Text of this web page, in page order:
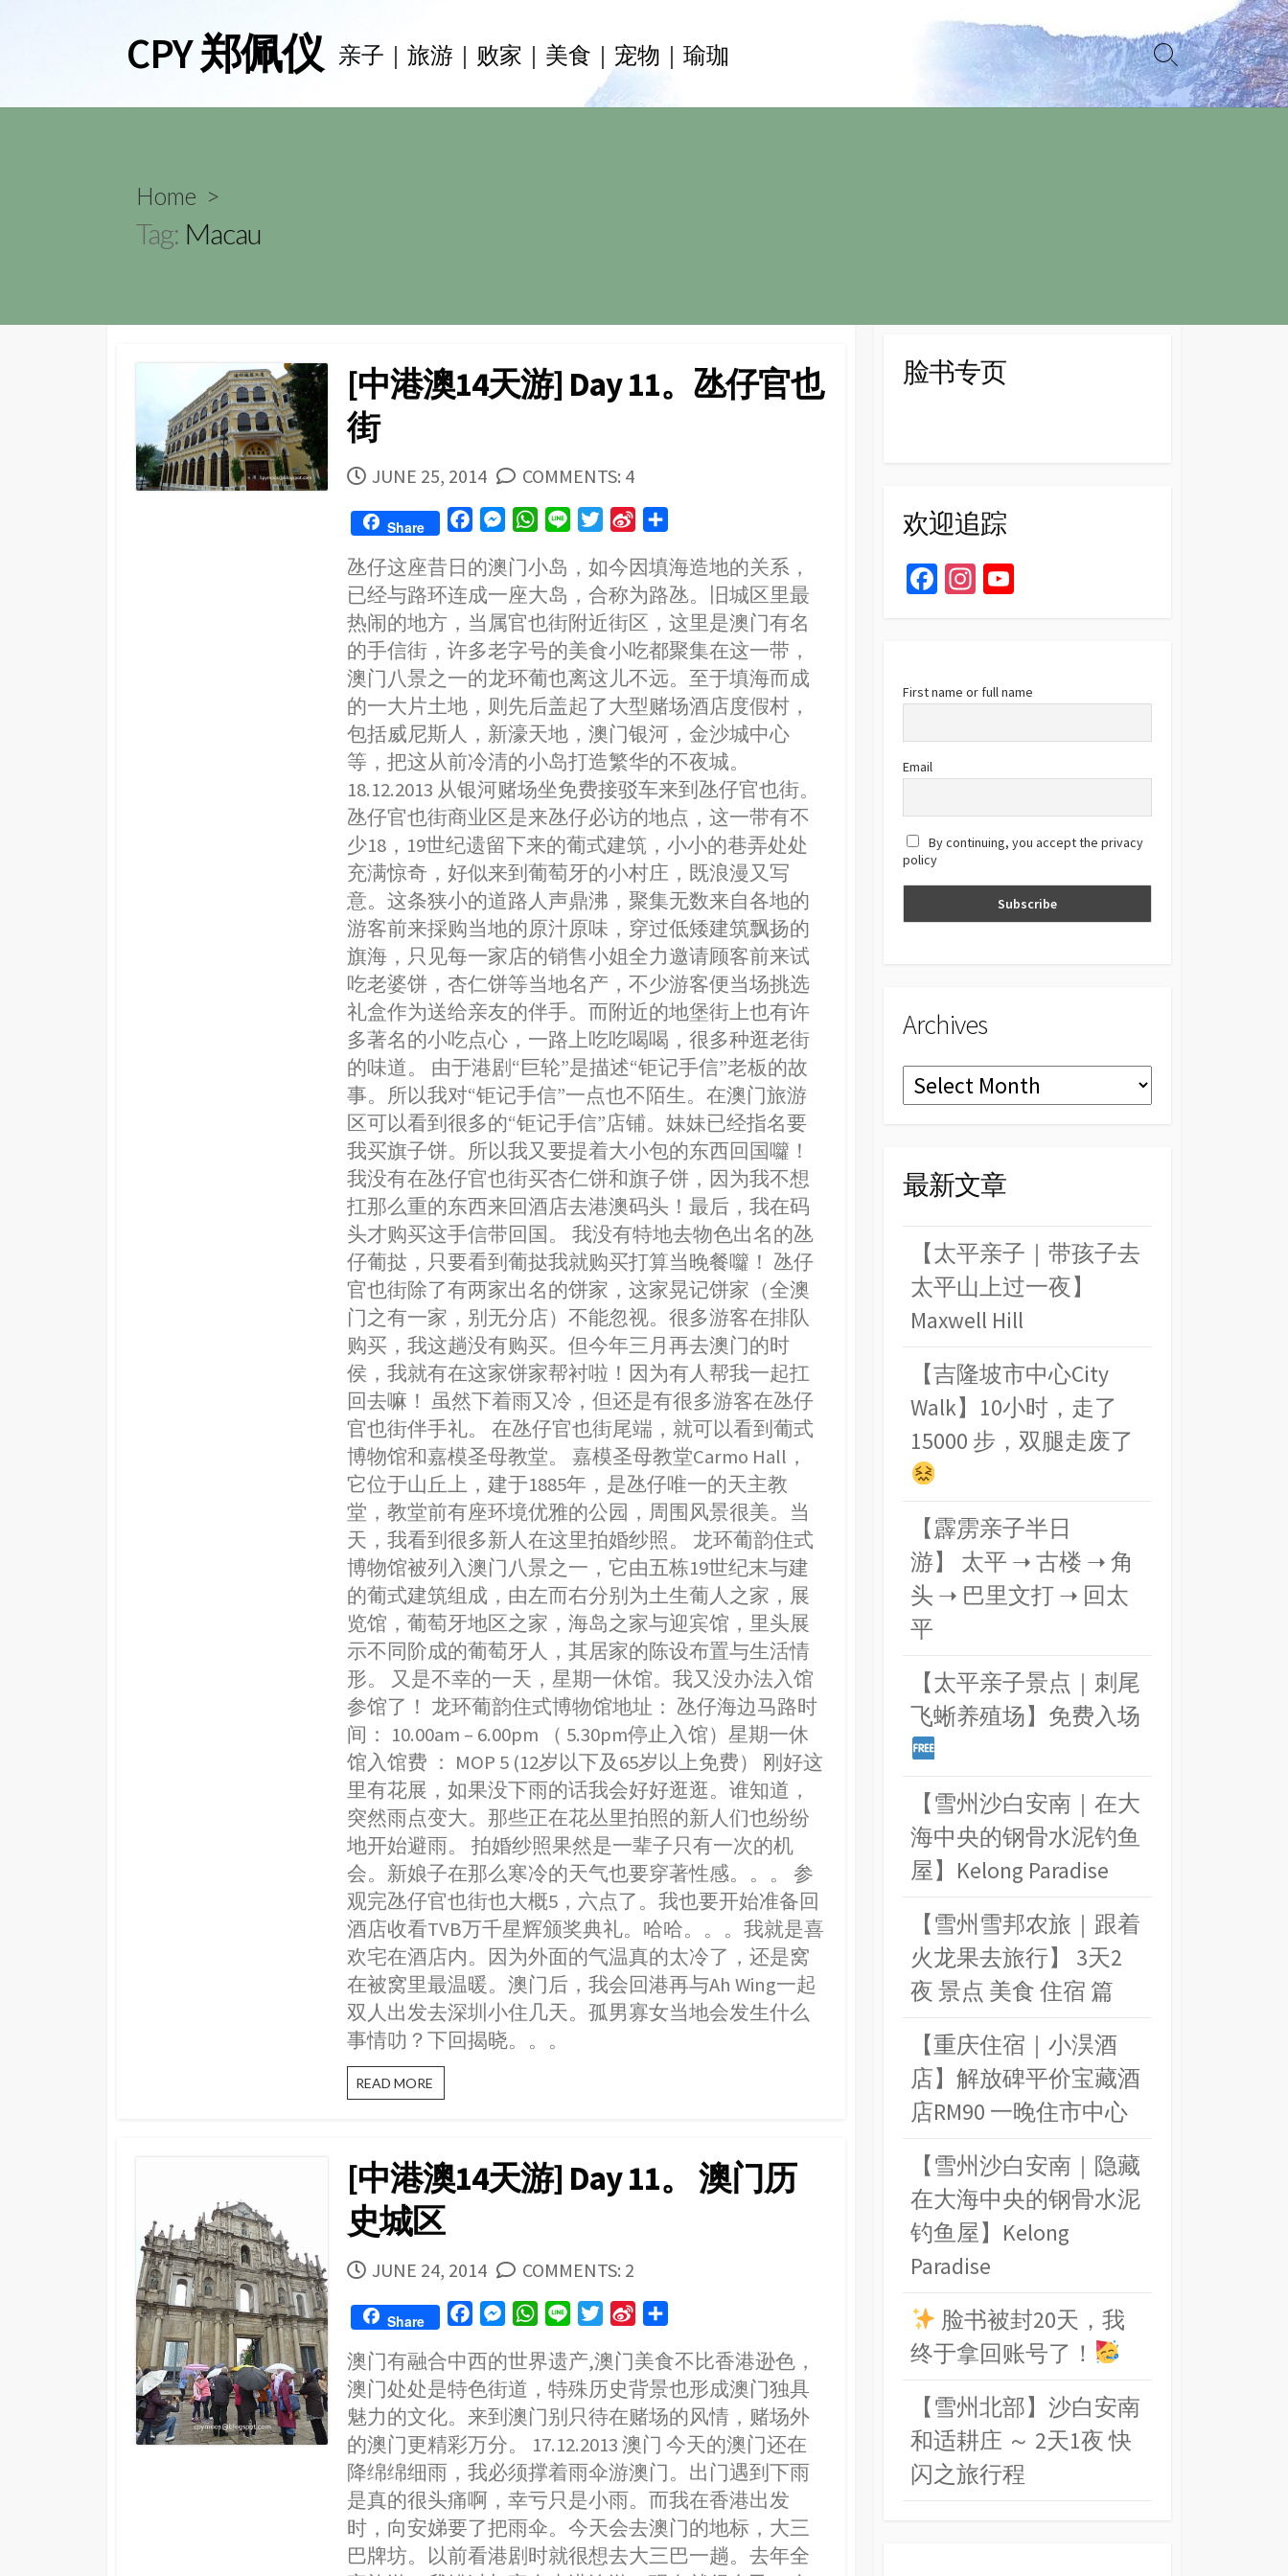
content
CPY 郑佩仪 亲子｜旅游｜败家｜美食｜宠物｜瑜珈
Search
Toggle
Home >
Tag: Macau
[中港澳14天游] Day 11。氹仔官也
街
PUBLISHED
DATE
JUNE 25, 2014 COMMENTS: 4
Share
c
e
b
o
o
k
s
s
e
n
g
e
r
W
a
t
s
A
p
p
n
e
i
t
t
e
r
n
a
W
e
i
b
o
a
r
e
氹仔这座昔日的澳门小岛，如今因填海造地的关系，
已经与路环连成一座大岛，合称为路氹。旧城区里最
热闹的地方，当属官也街附近街区，这里是澳门有名
的手信街，许多老字号的美食小吃都聚集在这一带，
澳门八景之一的龙环葡也离这儿不远。至于填海而成
的一大片土地，则先后盖起了大型赌场酒店度假村，
包括威尼斯人，新濠天地，澳门银河，金沙城中心
等，把这从前冷清的小岛打造繁华的不夜城。
18.12.2013 从银河赌场坐免费接驳车来到氹仔官也街。
氹仔官也街商业区是来氹仔必访的地点，这一带有不
少18，19世纪遗留下来的葡式建筑，小小的巷弄处处
充满惊奇，好似来到葡萄牙的小村庄，既浪漫又写
意。这条狭小的道路人声鼎沸，聚集无数来自各地的
游客前来採购当地的原汁原味，穿过低矮建筑飘扬的
旗海，只见每一家店的销售小姐全力邀请顾客前来试
吃老婆饼，杏仁饼等当地名产，不少游客便当场挑选
礼盒作为送给亲友的伴手。而附近的地堡街上也有许
多著名的小吃点心，一路上吃吃喝喝，很多种逛老街
的味道。 由于港剧“巨轮”是描述“钜记手信”老板的故
事。所以我对“钜记手信”一点也不陌生。在澳门旅游
区可以看到很多的“钜记手信”店铺。妹妹已经指名要
我买旗子饼。所以我又要提着大小包的东西回国囖！
我没有在氹仔官也街买杏仁饼和旗子饼，因为我不想
扛那么重的东西来回酒店去港澳码头！最后，我在码
头才购买这手信带回国。 我没有特地去物色出名的氹
仔葡挞，只要看到葡挞我就购买打算当晚餐囖！ 氹仔
官也街除了有两家出名的饼家，这家晃记饼家（全澳
门之有一家，别无分店）不能忽视。很多游客在排队
购买，我这趟没有购买。但今年三月再去澳门的时
侯，我就有在这家饼家帮衬啦！因为有人帮我一起扛
回去嘛！ 虽然下着雨又冷，但还是有很多游客在氹仔
官也街伴手礼。 在氹仔官也街尾端，就可以看到葡式
博物馆和嘉模圣母教堂。 嘉模圣母教堂Carmo Hall，
它位于山丘上，建于1885年，是氹仔唯一的天主教
堂，教堂前有座环境优雅的公园，周围风景很美。当
天，我看到很多新人在这里拍婚纱照。 龙环葡韵住式
博物馆被列入澳门八景之一，它由五栋19世纪末与建
的葡式建筑组成，由左而右分别为土生葡人之家，展
览馆，葡萄牙地区之家，海岛之家与迎宾馆，里头展
示不同阶成的葡萄牙人，其居家的陈设布置与生活情
形。 又是不幸的一天，星期一休馆。我又没办法入馆
参馆了！ 龙环葡韵住式博物馆地址： 氹仔海边马路时
间： 10.00am – 6.00pm （ 5.30pm停止入馆）星期一休
馆入馆费 ： MOP 5 (12岁以下及65岁以上免费） 刚好这
里有花展，如果没下雨的话我会好好逛逛。谁知道，
突然雨点变大。那些正在花丛里拍照的新人们也纷纷
地开始避雨。 拍婚纱照果然是一辈子只有一次的机
会。新娘子在那么寒冷的天气也要穿著性感。。。 参
观完氹仔官也街也大概5，六点了。我也要开始准备回
酒店收看TVB万千星辉颁奖典礼。哈哈。。。我就是喜
欢宅在酒店内。因为外面的气温真的太冷了，还是窝
在被窝里最温暖。澳门后，我会回港再与Ah Wing一起
双人出发去深圳小住几天。孤男寡女当地会发生什么
事情叻？下回揭晓。。。
READ MORE
港
游]
Day
11。
氹
官
也
[中港澳14天游] Day 11。 澳门历
史城区
PUBLISHED
DATE
JUNE 24, 2014 COMMENTS: 2
Share
c
e
b
o
o
k
s
s
e
n
g
e
W
a
t
s
A
p
p
n
e
i
t
t
e
n
a
W
e
i
b
o
a
r
e
澳门有融合中西的世界遗产,澳门美食不比香港逊色，
澳门处处是特色街道，特殊历史背景也形成澳门独具
魅力的文化。来到澳门别只待在赌场的风情，赌场外
的澳门更精彩万分。 17.12.2013 澳门 今天的澳门还在
降绵绵细雨，我必须撑着雨伞游澳门。出门遇到下雨
是真的很头痛啊，幸亏只是小雨。而我在香港出发
时，向安娣要了把雨伞。今天会去澳门的地标，大三
巴牌坊。以前看港剧时就很想去大三巴一趟。去年全
脸书专页
欢迎追踪
Fa
o
k
In
m b
e
a
n
n
el
First name or full name
Email
By continuing, you accept the privacy
policy
Archives
Archives
最新文章
【太平亲子｜带孩子去
太平山上过一夜】
Maxwell Hill
【吉隆坡市中心City
Walk】10小时，走了
15000 步，双腿走废了
【霹雳亲子半日
游】 太平 ➝ 古楼 ➝ 角
头 ➝ 巴里文打 ➝ 回太
平
【太平亲子景点｜刺尾
飞蜥养殖场】免费入场
【雪州沙白安南｜在大
海中央的钢骨水泥钓鱼
屋】Kelong Paradise
【雪州雪邦农旅｜跟着
火龙果去旅行】 3天2
夜 景点 美食 住宿 篇
【重庆住宿｜小淏酒
店】解放碑平价宝藏酒
店RM90 一晚住市中心
【雪州沙白安南｜隐藏
在大海中央的钢骨水泥
钓鱼屋】Kelong
Paradise
脸书被封20天，我
终于拿回账号了！
【雪州北部】沙白安南
和适耕庄 ～ 2天1夜 快
闪之旅行程